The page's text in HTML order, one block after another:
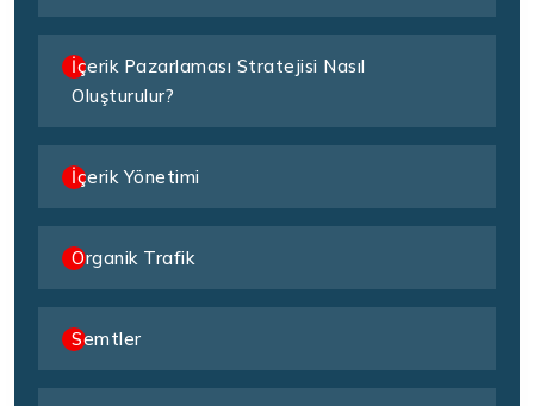
İçerik Pazarlaması Stratejisi Nasıl
Oluşturulur?
İçerik Yönetimi
Organik Trafik
Semtler